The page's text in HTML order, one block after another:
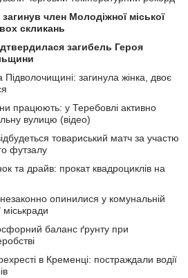
член Молодіжної міської
скликань
загибель Героя
загинула жінка, двоє
працюють: у Теребовлі активно
вулицю (відео)
товариський матч за участю
футзалу
та драйв: прокат квадроциклів на
опинилися у комунальній
міськради
баланс ґрунту при
в Кременці: постраждали водії